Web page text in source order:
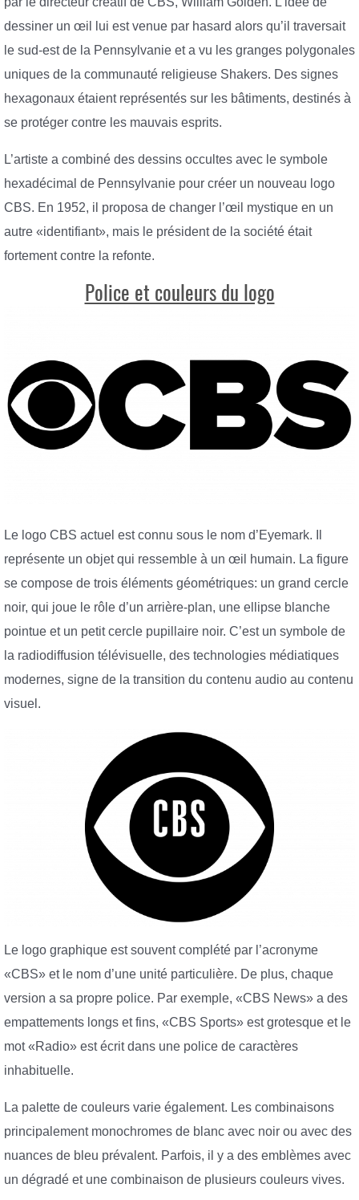
dessiner un œil lui est venue par hasard alors qu’il traversait
le sud-est de la Pennsylvanie et a vu les granges polygonales
uniques de la communauté religieuse Shakers. Des signes
hexagonaux étaient représentés sur les bâtiments, destinés à
se protéger contre les mauvais esprits.
L’artiste a combiné des dessins occultes avec le symbole
hexadécimal de Pennsylvanie pour créer un nouveau logo
CBS. En 1952, il proposa de changer l’œil mystique en un
autre «identifiant», mais le président de la société était
fortement contre la refonte.
Police et couleurs du logo
Le logo CBS actuel est connu sous le nom d’Eyemark. Il
représente un objet qui ressemble à un œil humain. La figure
se compose de trois éléments géométriques: un grand cercle
noir, qui joue le rôle d’un arrière-plan, une ellipse blanche
pointue et un petit cercle pupillaire noir. C’est un symbole de
la radiodiffusion télévisuelle, des technologies médiatiques
modernes, signe de la transition du contenu audio au contenu
visuel.
Le logo graphique est souvent complété par l’acronyme
«CBS» et le nom d’une unité particulière. De plus, chaque
version a sa propre police. Par exemple, «CBS News» a des
empattements longs et fins, «CBS Sports» est grotesque et le
mot «Radio» est écrit dans une police de caractères
inhabituelle.
La palette de couleurs varie également. Les combinaisons
principalement monochromes de blanc avec noir ou avec des
nuances de bleu prévalent. Parfois, il y a des emblèmes avec
un dégradé et une combinaison de plusieurs couleurs vives.